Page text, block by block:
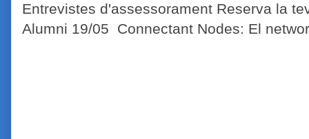
Entrevistes d'assessorament Reserva la
Alumni 19/05 Connectant Nodes: El